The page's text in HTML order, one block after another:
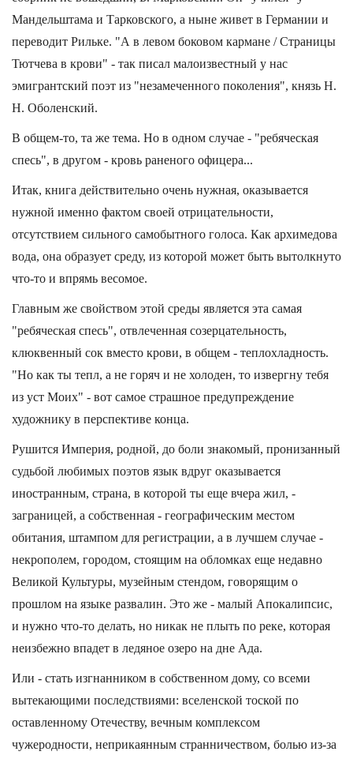
Мандельштама и Тарковского, а ныне живет в Германии и
переводит Рильке. "А в левом боковом кармане / Страницы
Тютчева в крови" - так писал малоизвестный у нас
эмигрантский поэт из "незамеченного поколения", князь Н.
Н. Оболенский.
В общем-то, та же тема. Но в одном случае - "ребяческая
спесь", в другом - кровь раненого офицера...
Итак, книга действительно очень нужная, оказывается
нужной именно фактом своей отрицательности,
отсутствием сильного самобытного голоса. Как архимедова
вода, она образует среду, из которой может быть вытолкнуто
что-то и впрямь весомое.
Главным же свойством этой среды является эта самая
"ребяческая спесь", отвлеченная созерцательность,
клюквенный сок вместо крови, в общем - теплохладность.
"Но как ты тепл, а не горяч и не холоден, то извергну тебя
из уст Моих" - вот самое страшное предупреждение
художнику в перспективе конца.
Рушится Империя, родной, до боли знакомый, пронизанный
судьбой любимых поэтов язык вдруг оказывается
иностранным, страна, в которой ты еще вчера жил, -
заграницей, а собственная - географическим местом
обитания, штампом для регистрации, а в лучшем случае -
некрополем, городом, стоящим на обломках еще недавно
Великой Культуры, музейным стендом, говорящим о
прошлом на языке развалин. Это же - малый Апокалипсис,
и нужно что-то делать, но никак не плыть по реке, которая
неизбежно впадет в ледяное озеро на дне Ада.
Или - стать изгнанником в собственном дому, со всеми
вытекающими последствиями: вселенской тоской по
оставленному Отечеству, вечным комплексом
чужеродности, неприкаянным странничеством, болью из-за